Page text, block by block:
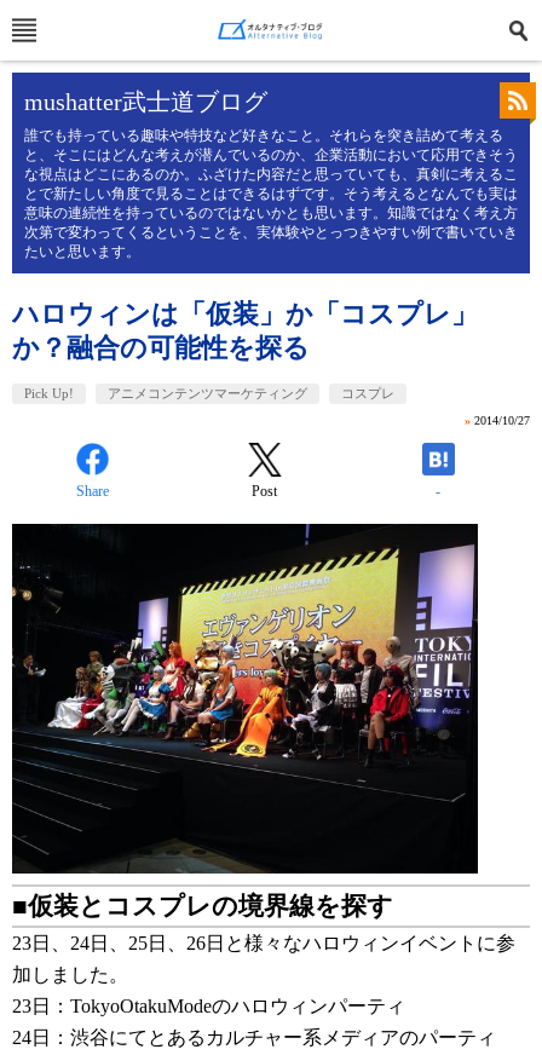
mushatter武士道ブログ
誰でも持っている趣味や特技など好きなこと。それらを突き詰めて考える
と、そこにはどんな考えが潜んでいるのか、企業活動において応用できそう
な視点はどこにあるのか。ふざけた内容だと思っていても、真剣に考えるこ
とで新たしい角度で見ることはできるはずです。そう考えるとなんでも実は
意味の連続性を持っているのではないかとも思います。知識ではなく考え方
次第で変わってくるということを、実体験やとっつきやすい例で書いていき
たいと思います。
ハロウィンは「仮装」か「コスプレ」
か？融合の可能性を探る
Pick Up! アニメコンテンツマーケティング コスプレ
» 2014/10/27
Share Post -
■仮装とコスプレの境界線を探す
23日、24日、25日、26日と様々なハロウィンイベントに参
加しました。
23日：TokyoOtakuModeのハロウィンパーティ
24日：渋谷にてとあるカルチャー系メディアのパーティ